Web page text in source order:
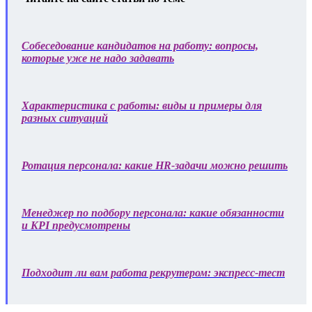
Собеседование кандидатов на работу: вопросы,
которые уже не надо задавать
Характеристика с работы: виды и примеры для
разных ситуаций
Ротация персонала: какие HR-задачи можно решить
Менеджер по подбору персонала: какие обязанности
и KPI предусмотрены
Подходит ли вам работа рекрутером: экспресс-тест